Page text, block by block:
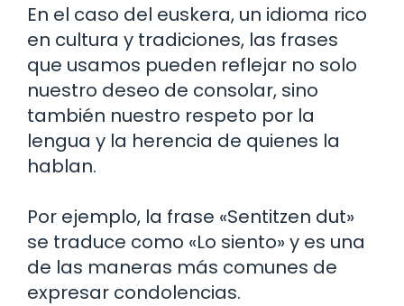
En el caso del euskera, un idioma rico
en cultura y tradiciones, las frases
que usamos pueden reflejar no solo
nuestro deseo de consolar, sino
también nuestro respeto por la
lengua y la herencia de quienes la
hablan.
Por ejemplo, la frase «Sentitzen dut»
se traduce como «Lo siento» y es una
de las maneras más comunes de
expresar condolencias.